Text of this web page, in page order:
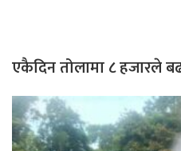
एकैदिन तोलामा ८ हजारले